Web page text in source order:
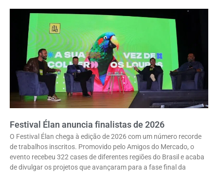
Festival Élan anuncia finalistas de 2026
O Festival Élan chega à edição de 2026 com um número recorde
de trabalhos inscritos. Promovido pelo Amigos do Mercado, o
evento recebeu 322 cases de diferentes regiões do Brasil e acaba
de divulgar os projetos que avançaram para a fase final da